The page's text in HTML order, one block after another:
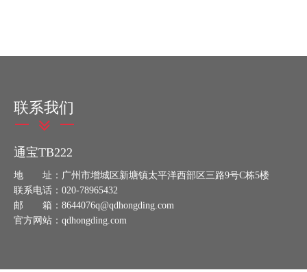
联系我们
通宝TB222
地 址：广州市增城区新塘镇太平洋西部区三路9号C栋5楼
联系电话：020-78965432
邮 箱：8644076q@qdhongding.com
官方网站：qdhongding.com